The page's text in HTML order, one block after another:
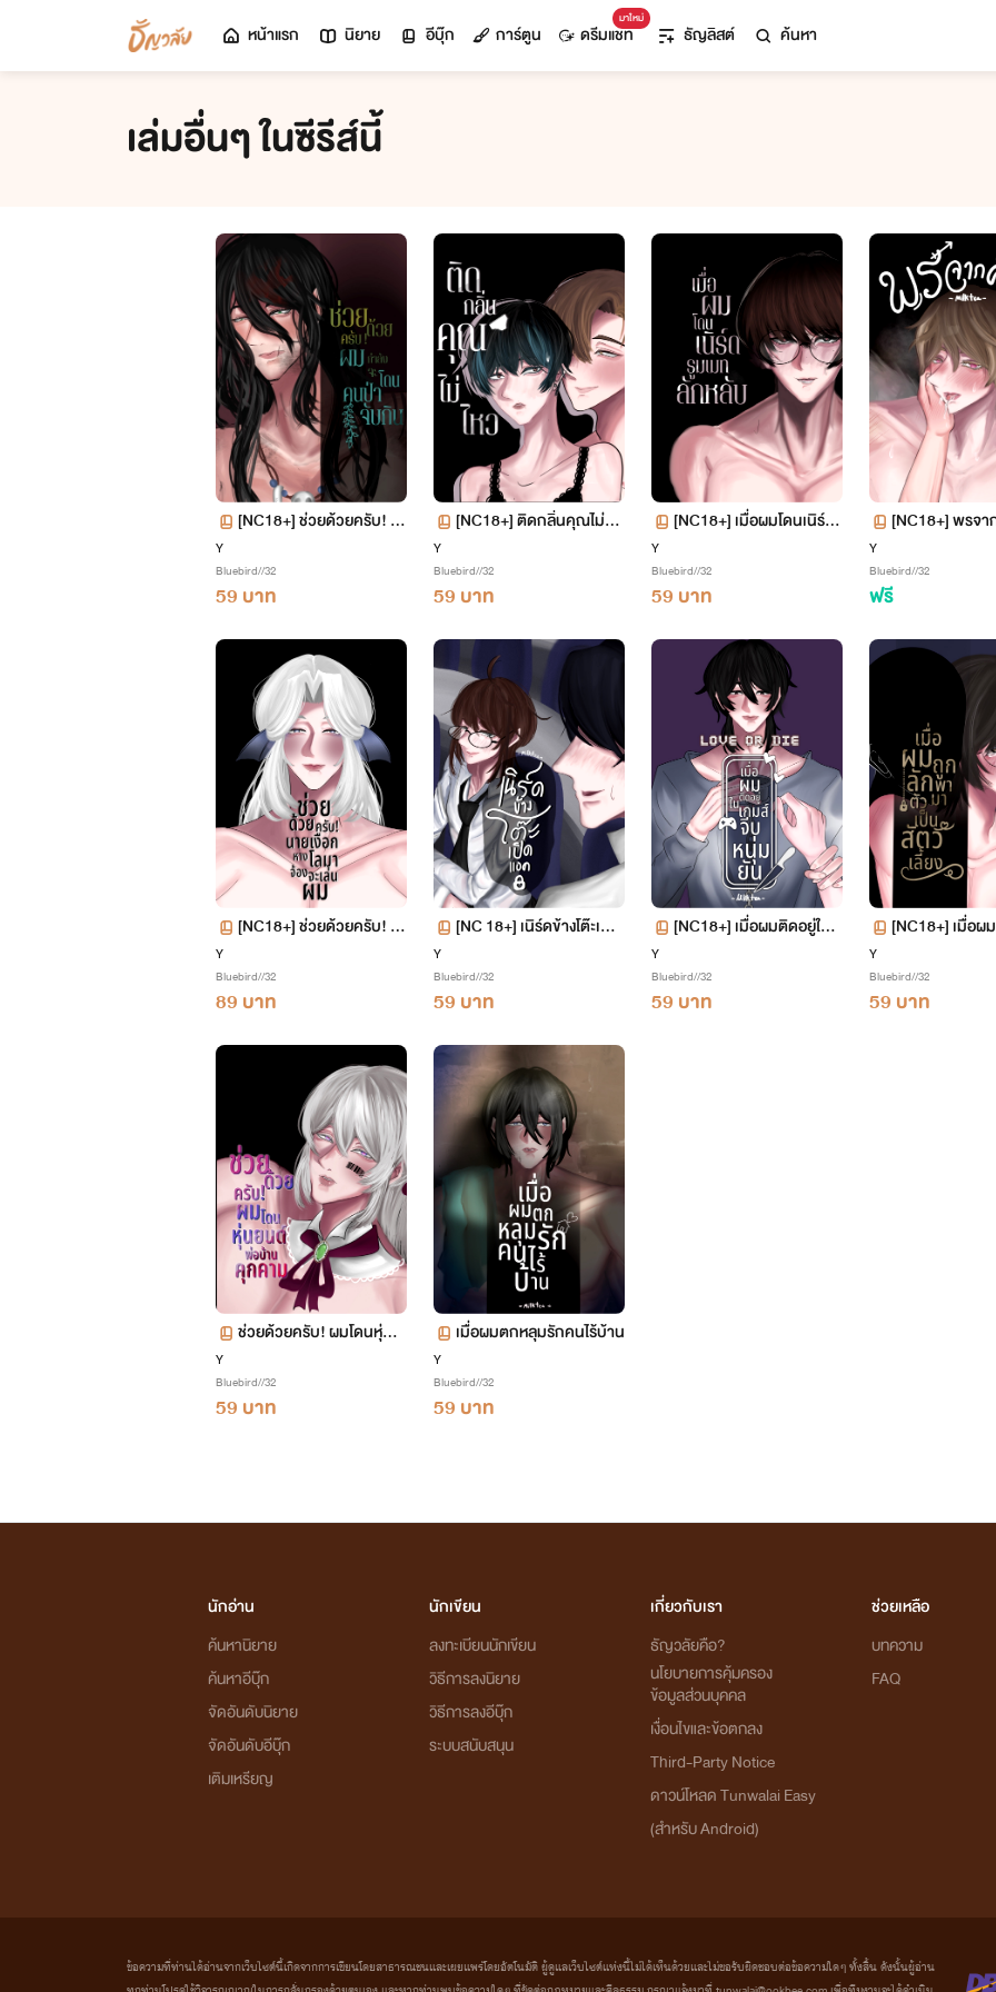
หน้าแรก นิยาย อีบุ๊ก การ์ตูน
มาใหม่
ดรีมแชท ธัญลิสต์ ค้นหา
เล่มอื่นๆ ในซีรีส์นี้
[NC18+] ช่วยด้วยครับ! ผ
Y
Bluebird//32
59 บาท
[NC18+] ติดกลิ่นคุณไม่ไห
Y
Bluebird//32
59 บาท
[NC18+] เมื่อผมโดนเนิร์ดรู
Y
Bluebird//32
59 บาท
[NC18+] พรจ
Y
Bluebird//32
ฟรี
[NC18+] ช่วยด้วยครับ! น
ผม
Y
Bluebird//32
89 บาท
[NC 18+] เนิร์ดข้างโต๊ะเปิด
Y
Bluebird//32
59 บาท
[NC18+] เมื่อผมติดอยู่ในเ
Y
Bluebird//32
59 บาท
[NC18+] เมื่อผ
Y
Bluebird//32
59 บาท
ช่วยด้วยครับ! ผมโดนหุ่นย
Y
Bluebird//32
59 บาท
เมื่อผมตกหลุมรักคนไร้บ้าน
Y
Bluebird//32
59 บาท
นักอ่าน
ค้นหานิยาย
ค้นหาอีบุ๊ก
จัดอันดับนิยาย
จัดอันดับอีบุ๊ก
เติมเหรียญ
นักเขียน
ลงทะเบียนนักเขียน
วิธีการลงนิยาย
วิธีการลงอีบุ๊ก
ระบบสนับสนุน
เกี่ยวกับเรา
ธัญวลัยคือ?
นโยบายการคุ้มครอง
ข้อมูลส่วนบุคคล
เงื่อนไขและข้อตกลง
Third-Party Notice
ดาวน์โหลด Tunwalai Easy
(สำหรับ Android)
ช่วยเหลือ
บทความ
FAQ
ข้อความที่ท่านได้อ่านจากเว็บไซต์นี้เกิดจากการเขียนโดยสาธารณชนและเผยแพร่โดยอัตโนมัติ ผู้ดูแลเว็บไซต์แห่งนี้ไม่ได้เห็นด้วยและไม่ขอรับผิดชอบต่อข้อความใดๆ ทั้งสิ้น ดังนั้นผู้อ่าน